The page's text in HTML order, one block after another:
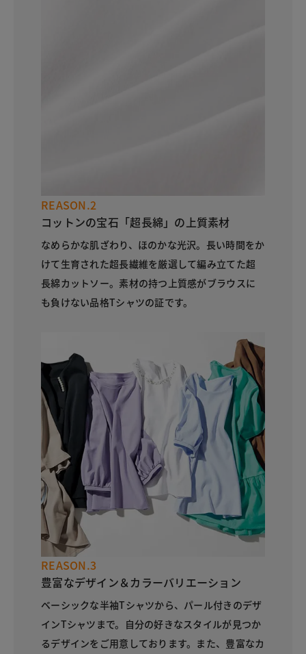
REASON.2
コットンの宝石「超長綿」の上質素材
なめらかな肌ざわり、ほのかな光沢。長い時間をか
けて生育された超長繊維を厳選して編み立てた超
長綿カットソー。素材の持つ上質感がブラウスに
も負けない品格Tシャツの証です。
REASON.3
豊富なデザイン＆カラーバリエーション
ベーシックな半袖Tシャツから、パール付きのデザ
インTシャツまで。自分の好きなスタイルが見つか
るデザインをご用意しております。また、豊富なカ